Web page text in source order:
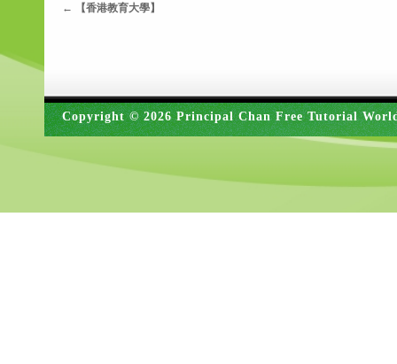
← 【香港教育大學】
Copyright © 2026 Principal Chan Free Tutorial